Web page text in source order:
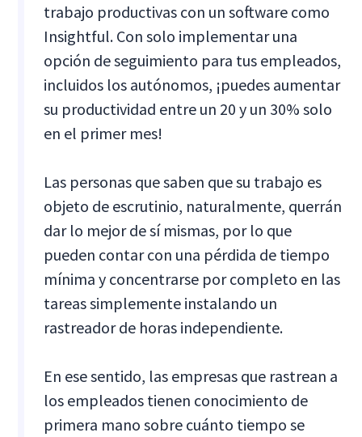
trabajo productivas con un software como
Insightful. Con solo implementar una
opción de seguimiento para tus empleados,
incluidos los autónomos, ¡puedes aumentar
su productividad entre un 20 y un 30% solo
en el primer mes!
Las personas que saben que su trabajo es
objeto de escrutinio, naturalmente, querrán
dar lo mejor de sí mismas, por lo que
pueden contar con una pérdida de tiempo
mínima y concentrarse por completo en las
tareas simplemente instalando un
rastreador de horas independiente.
En ese sentido, las empresas que rastrean a
los empleados tienen conocimiento de
primera mano sobre cuánto tiempo se